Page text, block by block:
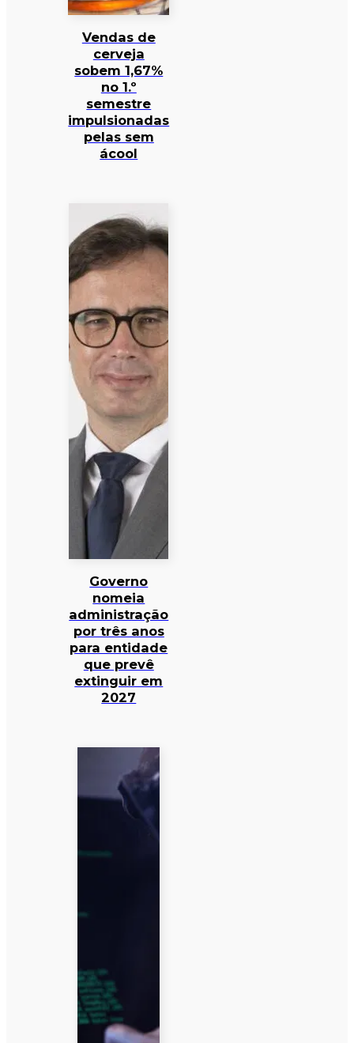
Vendas de
cerveja
sobem 1,67%
no 1.º
semestre
impulsionadas
pelas sem
ácool
Governo
nomeia
administração
por três anos
para entidade
que prevê
extinguir em
2027